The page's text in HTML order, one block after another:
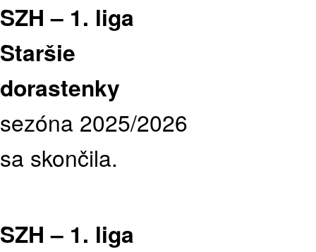
SZH – 1. liga
Staršie
dorastenky
sezóna 2025/2026
sa skončila.
SZH – 1. liga